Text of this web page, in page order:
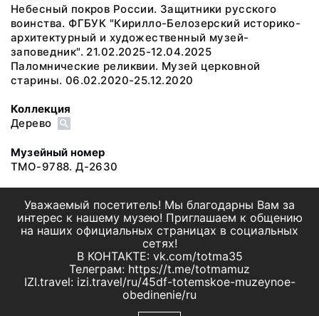
Небесный покров России. Защитники русского
воинства. ФГБУК "Кирилло-Белозерский историко-
архитектурный и художественный музей-
заповедник". 21.02.2025-12.04.2025
Паломнические реликвии. Музей церковной
старины. 06.02.2020-25.12.2020
Коллекция
Дерево
Музейный номер
ТМО-9788. Д-2630
Уважаемый посетитель! Мы благодарны Вам за
интерес к нашему музею! Приглашаем к общению
на наших официальных страницах в социальных
сетях!
В КОНТАКТЕ: vk.com/totma35
Телеграм: https://t.me/totmamuz
IZI.travel: izi.travel/ru/45df-totemskoe-muzeynoe-
obedinenie/ru